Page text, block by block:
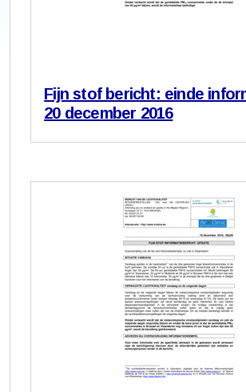
Fijn stof bericht: einde
20 december 2016